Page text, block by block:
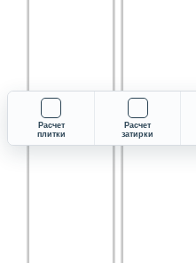
Расчет
плитки
Расчет
затирки